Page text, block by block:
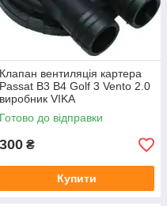
Клапан вентиляція картера
Passat B3 B4 Golf 3 Vento 2.0
виробник VIKA
Готово до відправки
300 ₴
Купити